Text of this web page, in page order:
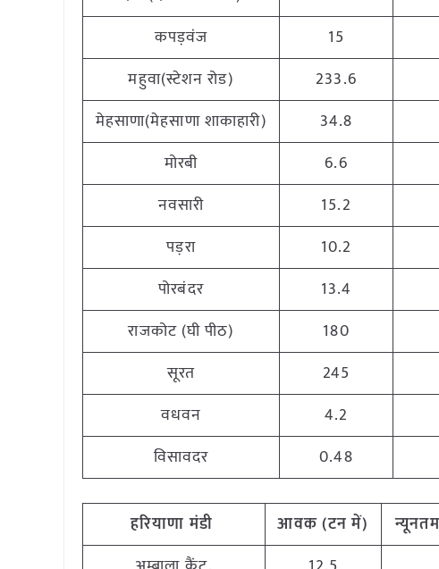
कपड़वंज
15
महुवा(स्टेशन रोड)
233.6
मेहसाणा(मेहसाणा शाकाहारी)
34.8
मोरबी
6.6
नवसारी
15.2
पड़रा
10.2
पोरबंदर
13.4
राजकोट (घी पीठ)
180
सूरत
245
वधवन
4.2
विसावदर
0.48
हरियाणा मंडी आवक (टन में) न्यूनतम